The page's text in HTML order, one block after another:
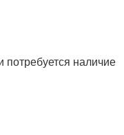
потребуется наличие